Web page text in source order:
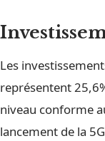
Les
représentent
niveau conforme
lancement de la